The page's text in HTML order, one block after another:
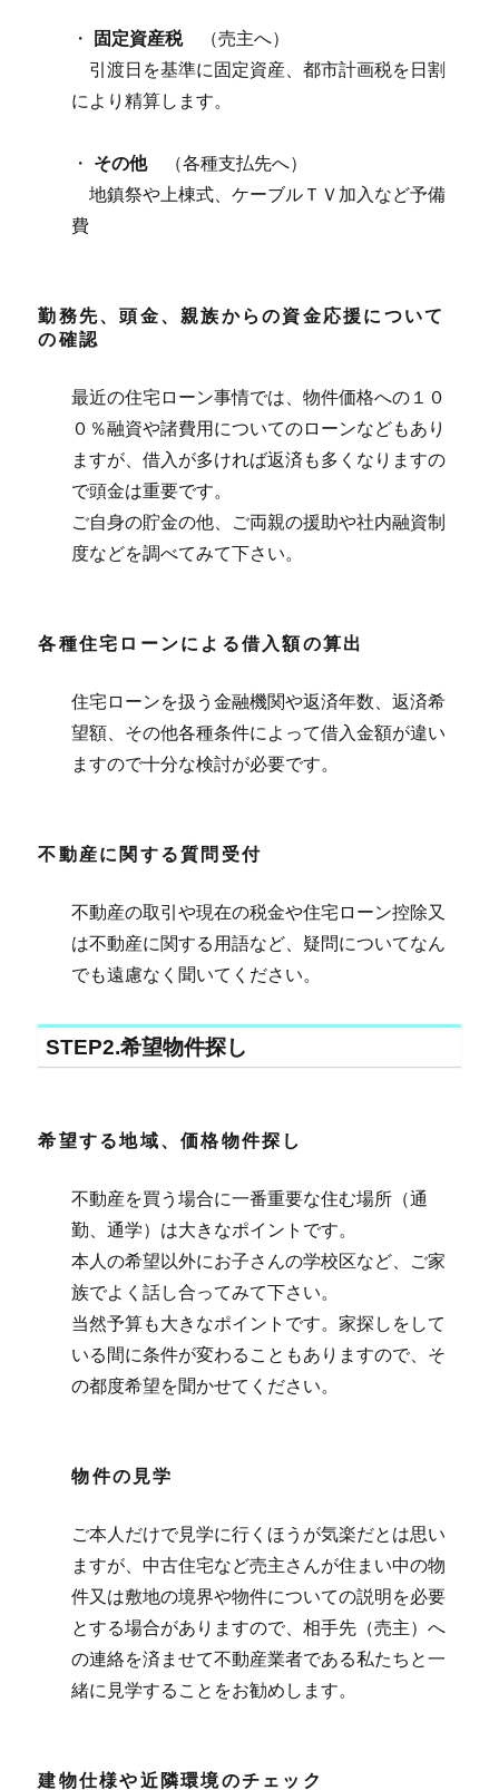
・ 固定資産税（売主へ）
引渡日を基準に固定資産、都市計画税を日割
により精算します。
・ その他（各種支払先へ）
地鎮祭や上棟式、ケーブルＴＶ加入など予備
費
勤務先、頭金、親族からの資金応援について
の確認
最近の住宅ローン事情では、物件価格への１０
０％融資や諸費用についてのローンなどもあり
ますが、借入が多ければ返済も多くなりますの
で頭金は重要です。
ご自身の貯金の他、ご両親の援助や社内融資制
度などを調べてみて下さい。
各種住宅ローンによる借入額の算出
住宅ローンを扱う金融機関や返済年数、返済希
望額、その他各種条件によって借入金額が違い
ますので十分な検討が必要です。
不動産に関する質問受付
不動産の取引や現在の税金や住宅ローン控除又
は不動産に関する用語など、疑問についてなん
でも遠慮なく聞いてください。
STEP2.希望物件探し
希望する地域、価格物件探し
不動産を買う場合に一番重要な住む場所（通
勤、通学）は大きなポイントです。
本人の希望以外にお子さんの学校区など、ご家
族でよく話し合ってみて下さい。
当然予算も大きなポイントです。家探しをして
いる間に条件が変わることもありますので、そ
の都度希望を聞かせてください。
物件の見学
ご本人だけで見学に行くほうが気楽だとは思い
ますが、中古住宅など売主さんが住まい中の物
件又は敷地の境界や物件についての説明を必要
とする場合がありますので、相手先（売主）へ
の連絡を済ませて不動産業者である私たちと一
緒に見学することをお勧めします。
建物仕様や近隣環境のチェック